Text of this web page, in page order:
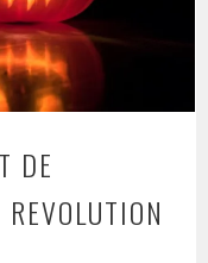
DE